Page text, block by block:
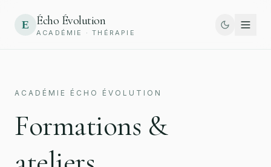
Ε Écho Évolution
ACADÉMIE · THÉRAPIE
ACADÉMIE ÉCHO ÉVOLUTION
Formations &